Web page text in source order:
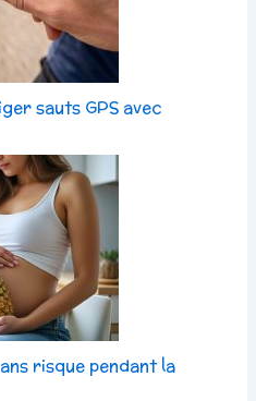
sauts GPS avec
risque pendant la